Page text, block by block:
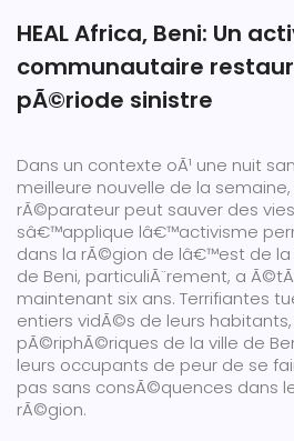
HEAL Africa, Beni: Un
communautaire
pÃ©riode sinistre
Dans un contexte oÃ¹ une nuit
meilleure nouvelle de la
rÃ©parateur peut sauver des
sâ€™applique lâ€™activisme
dans la rÃ©gion de lâ€™est de la
de Beni, particuliÃ¨rement, a
maintenant six ans. Terrifiantes
entiers vidÃ©s de leurs
pÃ©riphÃ©riques de la ville de
leurs occupants de peur de se
pas sans consÃ©quences dans
rÃ©gion.